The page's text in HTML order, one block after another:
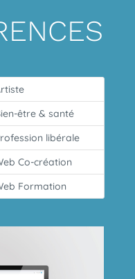
être & santé
libérale
Co-création
Formation